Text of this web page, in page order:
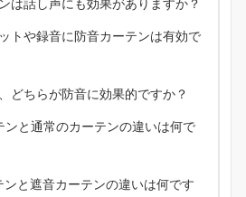
は話し声にも効果がありますか？
トや録音に防音カーテンは有効で
どちらが防音に効果的ですか？
ンと通常のカーテンの違いは何で
ンと遮音カーテンの違いは何です